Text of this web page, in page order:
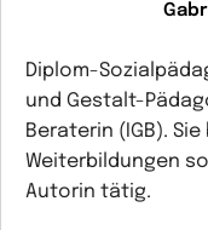
Diplom-
und Gestalt-
Beraterin (IGB).
Weiterbildungen
Autorin tätig.